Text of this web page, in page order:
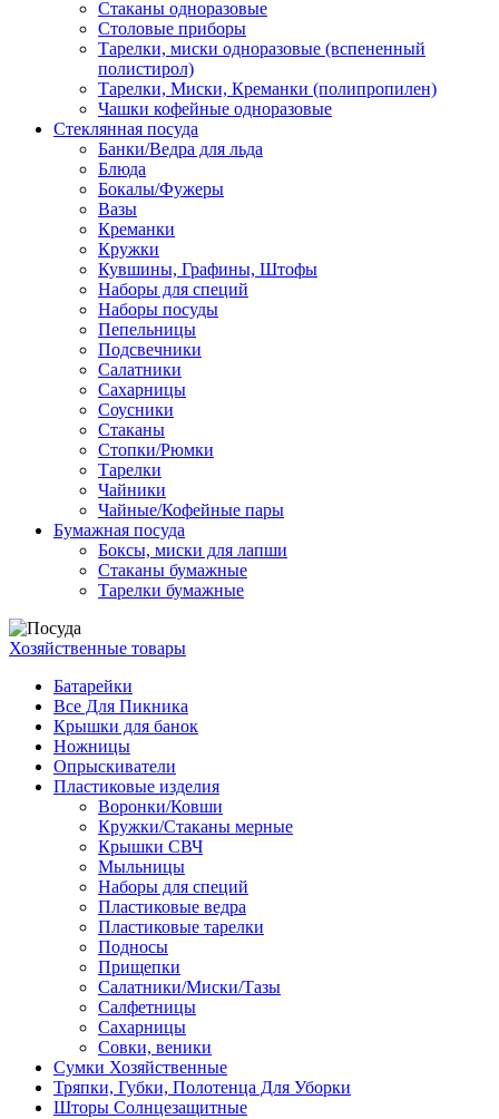
Стаканы одноразовые
Столовые приборы
Тарелки, миски одноразовые (вспененный
полистирол)
Тарелки, Миски, Креманки (полипропилен)
Чашки кофейные одноразовые
Стеклянная посуда
Банки/Ведра для льда
Блюда
Бокалы/Фужеры
Вазы
Креманки
Кружки
Кувшины, Графины, Штофы
Наборы для специй
Наборы посуды
Пепельницы
Подсвечники
Салатники
Сахарницы
Соусники
Стаканы
Стопки/Рюмки
Тарелки
Чайники
Чайные/Кофейные пары
Бумажная посуда
Боксы, миски для лапши
Стаканы бумажные
Тарелки бумажные
Хозяйственные товары
Батарейки
Все Для Пикника
Крышки для банок
Ножницы
Опрыскиватели
Пластиковые изделия
Воронки/Ковши
Кружки/Стаканы мерные
Крышки СВЧ
Мыльницы
Наборы для специй
Пластиковые ведра
Пластиковые тарелки
Подносы
Прищепки
Салатники/Миски/Тазы
Салфетницы
Сахарницы
Совки, веники
Сумки Хозяйственные
Тряпки, Губки, Полотенца Для Уборки
Шторы Солнцезащитные